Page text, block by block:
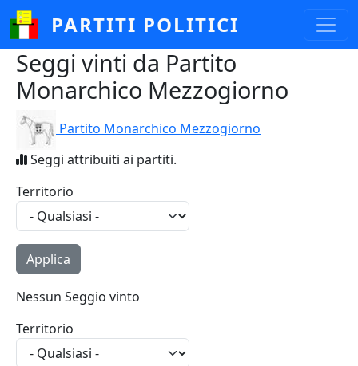
Salta al contenuto principale
PARTITI POLITICI
Seggi vinti da Partito
Monarchico Mezzogiorno
Partito Monarchico Mezzogiorno
Seggi attribuiti ai partiti.
Territorio
Nessun Seggio vinto
Territorio